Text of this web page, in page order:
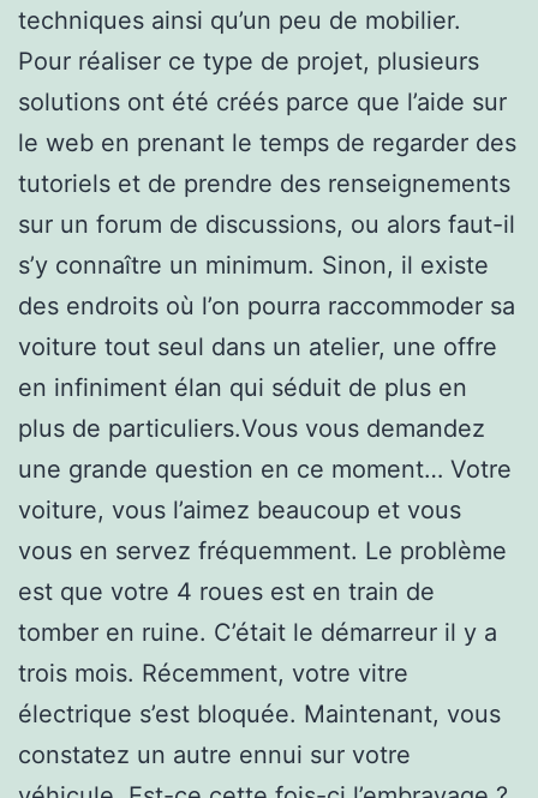
techniques ainsi qu’un peu de mobilier.
Pour réaliser ce type de projet, plusieurs
solutions ont été créés parce que l’aide sur
le web en prenant le temps de regarder des
tutoriels et de prendre des renseignements
sur un forum de discussions, ou alors faut-il
s’y connaître un minimum. Sinon, il existe
des endroits où l’on pourra raccommoder sa
voiture tout seul dans un atelier, une offre
en infiniment élan qui séduit de plus en
plus de particuliers.Vous vous demandez
une grande question en ce moment… Votre
voiture, vous l’aimez beaucoup et vous
vous en servez fréquemment. Le problème
est que votre 4 roues est en train de
tomber en ruine. C’était le démarreur il y a
trois mois. Récemment, votre vitre
électrique s’est bloquée. Maintenant, vous
constatez un autre ennui sur votre